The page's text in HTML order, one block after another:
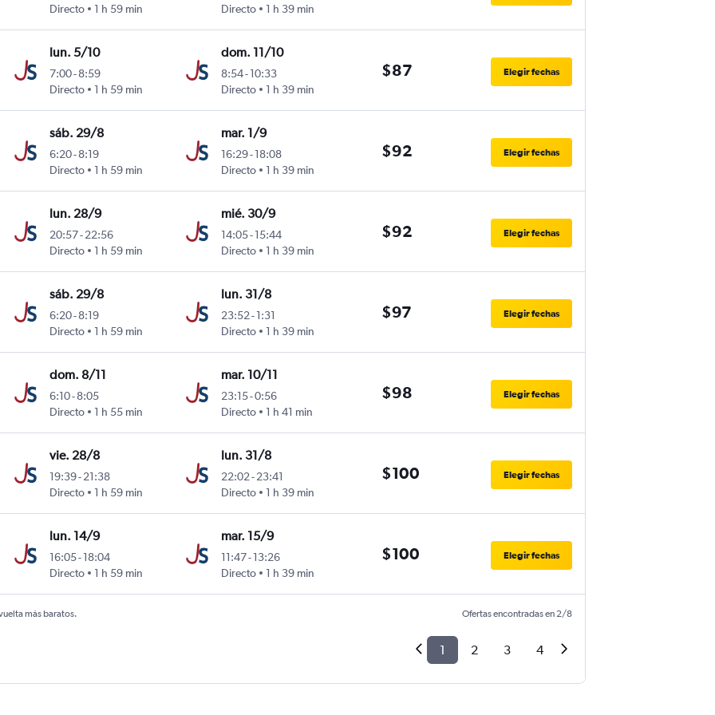
Directo
1 h 59 min
Directo
1 h 39 min
lun. 5/10
7:00-8:59
Directo
1 h 59 min
dom. 11/10
8:54-10:33
Directo
1 h 39 min
$87 Elegir fechas
sáb. 29/8
6:20-8:19
Directo
1 h 59 min
mar. 1/9
16:29-18:08
Directo
1 h 39 min
$92 Elegir fechas
lun. 28/9
20:57-22:56
Directo
1 h 59 min
mié. 30/9
14:05-15:44
Directo
1 h 39 min
$92 Elegir fechas
sáb. 29/8
6:20-8:19
Directo
1 h 59 min
lun. 31/8
23:52-1:31
Directo
1 h 39 min
$97 Elegir fechas
dom. 8/11
6:10-8:05
Directo
1 h 55 min
mar. 10/11
23:15-0:56
Directo
1 h 41 min
$98 Elegir fechas
vie. 28/8
19:39-21:38
Directo
1 h 59 min
lun. 31/8
22:02-23:41
Directo
1 h 39 min
$100 Elegir fechas
lun. 14/9
16:05-18:04
Directo
1 h 59 min
mar. 15/9
11:47-13:26
Directo
1 h 39 min
$100 Elegir fechas
más baratos. Ofertas encontradas en 2/8
1 2 3 4